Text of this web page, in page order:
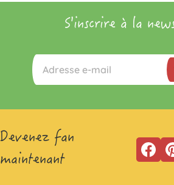
S'inscrire à la
Devenez fan
maintenant